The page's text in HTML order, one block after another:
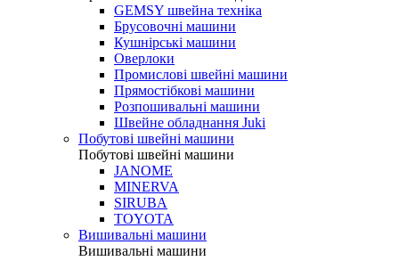
GEMSY швейна техніка
Брусовочні машини
Кушнірські машини
Оверлоки
Промислові швейні машини
Прямостібкові машини
Розпошивальні машини
Швейне обладнання Juki
Побутові швейні машини
Побутові швейні машини
JANOME
MINERVA
SIRUBA
TOYOTA
Вишивальні машини
Вишивальні машини